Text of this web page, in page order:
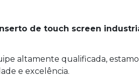
de touch screen
altamente qualificada,
e excelência.